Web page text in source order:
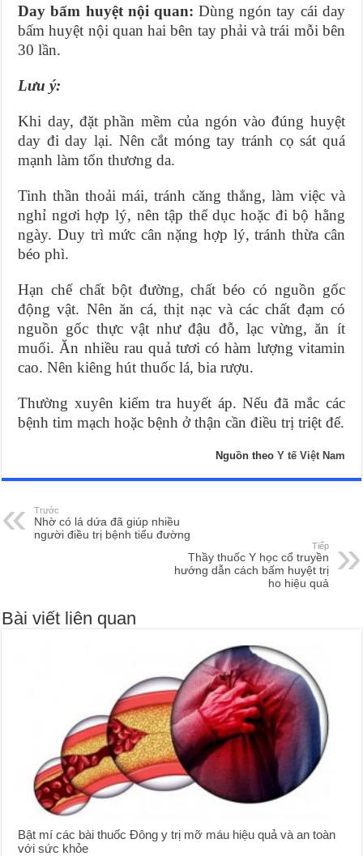
Day bấm huyệt nội quan: Dùng ngón tay cái day
bấm huyệt nội quan hai bên tay phải và trái mỗi bên
30 lần.
Lưu ý:
Khi day, đặt phần mềm của ngón vào đúng huyệt
day đi day lại. Nên cắt móng tay tránh cọ sát quá
mạnh làm tổn thương da.
Tinh thần thoải mái, tránh căng thẳng, làm việc và
nghỉ ngơi hợp lý, nên tập thể dục hoặc đi bộ hằng
ngày. Duy trì mức cân nặng hợp lý, tránh thừa cân
béo phì.
Hạn chế chất bột đường, chất béo có nguồn gốc
động vật. Nên ăn cá, thịt nạc và các chất đạm có
nguồn gốc thực vật như đậu đỗ, lạc vừng, ăn ít
muối. Ăn nhiều rau quả tươi có hàm lượng vitamin
cao. Nên kiêng hút thuốc lá, bia rượu.
Thường xuyên kiểm tra huyết áp. Nếu đã mắc các
bệnh tim mạch hoặc bệnh ở thận cần điều trị triệt để.
Nguồn theo Y tế Việt Nam
Trước
Nhờ có lá dứa đã giúp nhiều
người điều trị bệnh tiểu đường
Tiếp
Thầy thuốc Y học cổ truyền
hướng dẫn cách bấm huyệt trị
ho hiệu quả
Bài viết liên quan
Bật mí các bài thuốc Đông y trị mỡ máu hiệu quả và an toàn
với sức khỏe